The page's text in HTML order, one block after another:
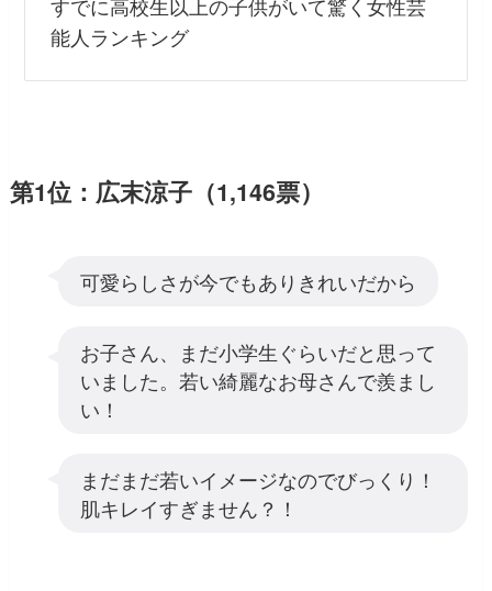
能人ランキング
第1位：広末涼子（1,146票）
可愛らしさが今でもありきれいだから
お子さん、まだ小学生ぐらいだと思って
いました。若い綺麗なお母さんで羨まし
い！
まだまだ若いイメージなのでびっくり！
肌キレイすぎません？！